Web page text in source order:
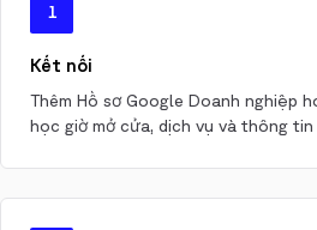
1
Kết nối
Thêm Hồ sơ Google Doanh nghiệp
học giờ mở cửa, dịch vụ và thông tin